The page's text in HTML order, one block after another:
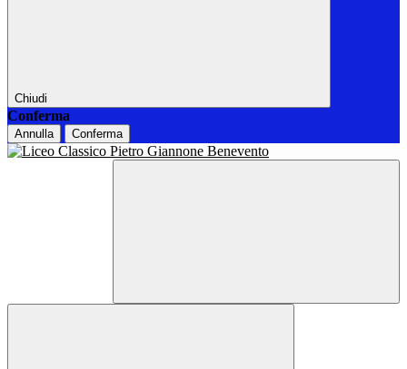
Chiudi
Conferma
Annulla Conferma